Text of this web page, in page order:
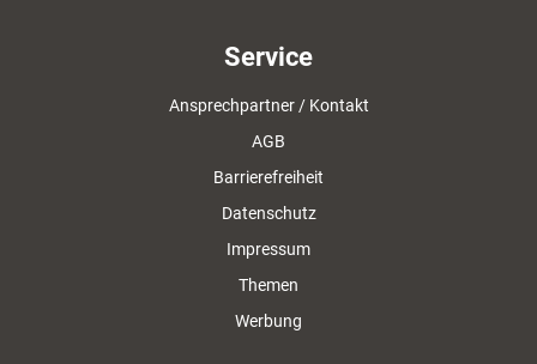
Service
Ansprechpartner / Kontakt
AGB
Barrierefreiheit
Datenschutz
Impressum
Themen
Werbung